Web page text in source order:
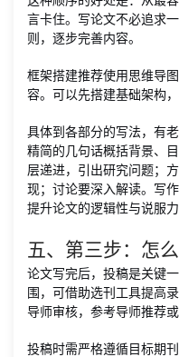
言卡住。写论文不必追求
则，逐步完善内容。
框架搭建推荐使用思维导
容。可以先搭建基础架构
具体到各部分的写法，有
精简的几句话概括背景、
层递进，引出研究问题；
现；讨论要深入解读。写
提升论文的逻辑性与说服力
五、第三步：怎
论文写完后，投稿是关键
围，可借助选刊工具提高
导师审核，参考导师推荐
投稿时需严格遵循目标期